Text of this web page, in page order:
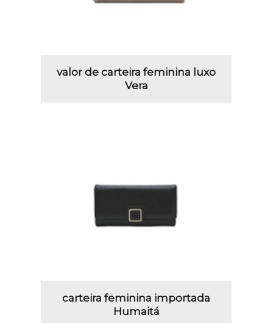
valor de carteira feminina luxo
Vera
carteira feminina importada
Humaitá